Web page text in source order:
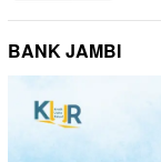
BANK JAMBI